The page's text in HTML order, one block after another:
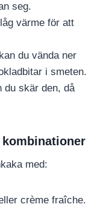
seg.
värme för att
du vända ner
i smeten.
du skär den, då
med:
crème fraîche.